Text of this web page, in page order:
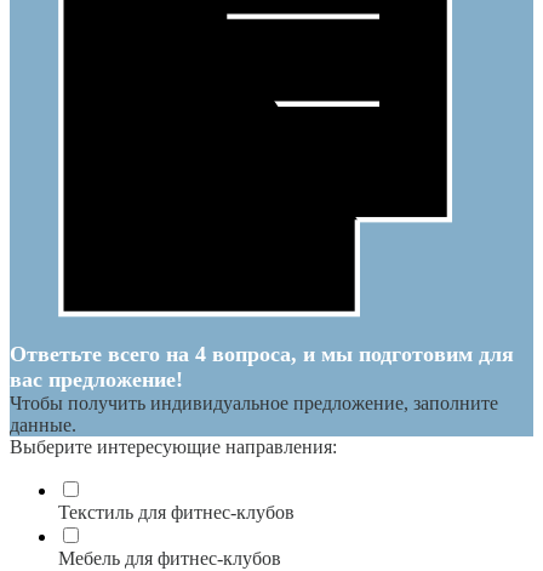
Ответьте всего на 4 вопроса, и мы подготовим для
вас предложение!
Чтобы получить индивидуальное предложение, заполните
данные.
Выберите интересующие направления:
Текстиль для фитнес-клубов
Мебель для фитнес-клубов